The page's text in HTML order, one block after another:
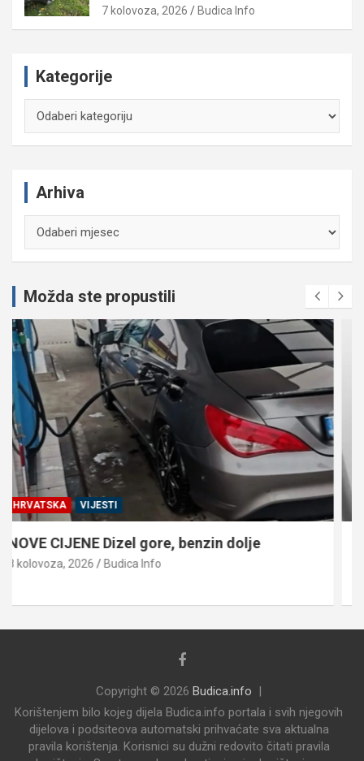
7 kolovoza, 2026 Budica Info
Kategorije
Arhiva
Možda ste propustili
VIJESTI VINKOVCI
VELIKA TUGA Iznenada preminuo Danijel
Petković
Copyright © 2026 Budica.info
Korištenjem bilo kojeg dijela Budica.info portala i svih njegovih
dijelova i podsiteova automatski prihvaćate sva aktualna
pravila korištenja. Korisnici su dužni redovito čitati pravila